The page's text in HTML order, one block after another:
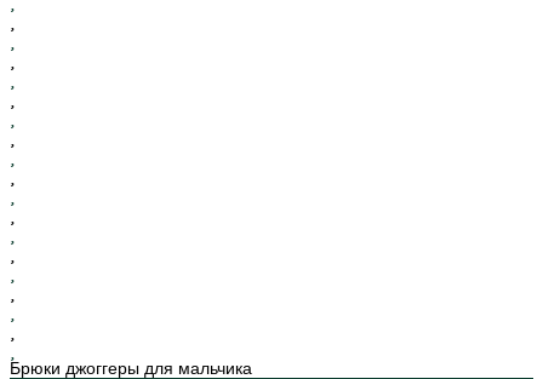
Брюки джоггеры для мальчика